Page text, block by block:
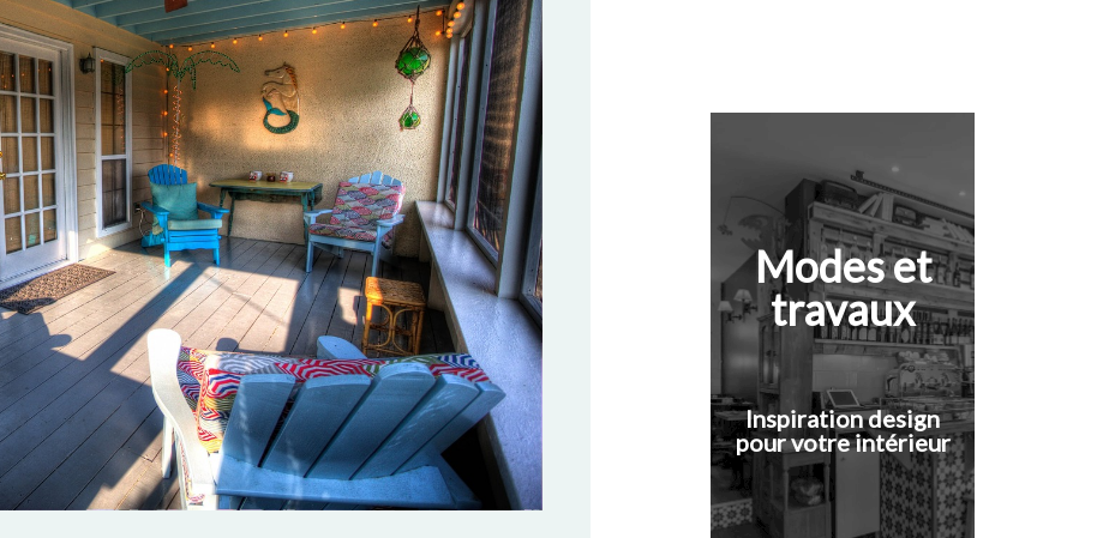
Modes et
travaux
Inspiration design
pour votre intérieur